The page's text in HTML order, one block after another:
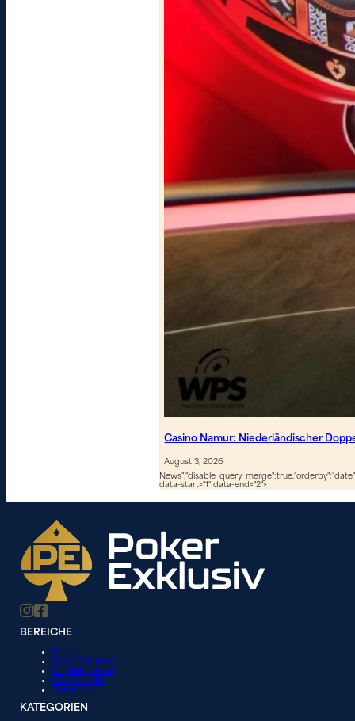
Casino Namur: Niederländischer
August 3, 2026
data-start="1" data-end="2">
BEREICHE
Poker
Casino News
Online News
City Guide
Turniere
KATEGORIEN